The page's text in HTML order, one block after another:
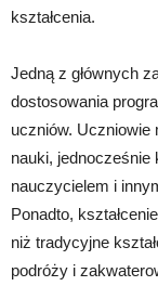
kształcenia.
Jedną z głównych
dostosowania
uczniów. Uczniowie
nauki,
nauczycielem i
Ponadto,
niż tradycyjne
podróży i